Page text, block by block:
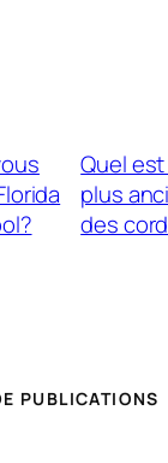
Quel
plus
des
PUBLICATIONS